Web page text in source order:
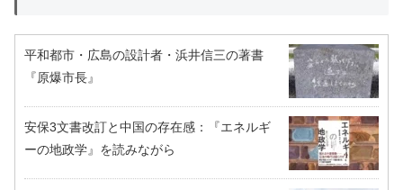
平和都市・広島の設計者・浜井信三の著書
『原爆市長』
安保3文書改訂と中国の存在感：『エネルギ
ーの地政学』を読みながら